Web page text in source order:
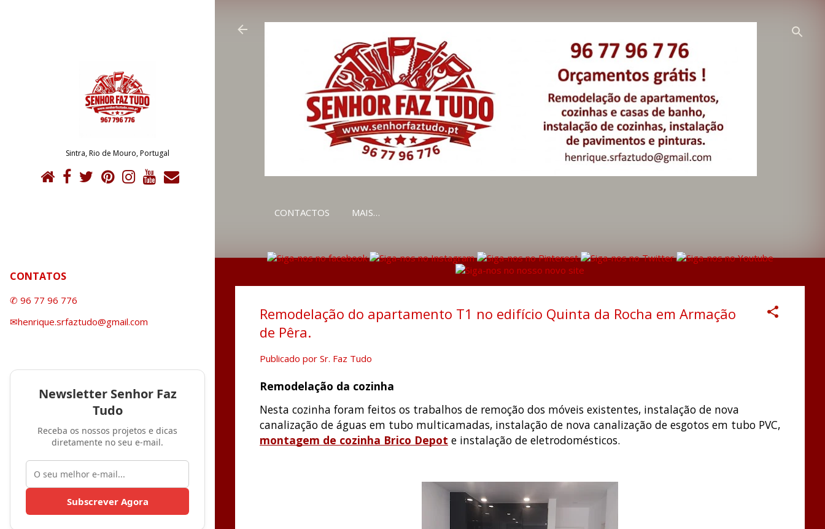
CONTACTOS MAIS…
Remodelação do apartamento T1 no edifício Quinta da Rocha em Armação
de Pêra.
Publicado por Sr. Faz Tudo
Remodelação da cozinha
Nesta cozinha foram feitos os trabalhos de remoção dos móveis existentes, instalação de nova
canalização de águas em tubo multicamadas, instalação de nova canalização de esgotos em tubo PVC,
montagem de cozinha Brico Depot e instalação de eletrodomésticos.
Sintra, Rio de Mouro, Portugal
CONTATOS
✆ 96 77 96 776
✉henrique.srfaztudo@gmail.com
Newsletter Senhor Faz
Tudo
Receba os nossos projetos e dicas
diretamente no seu e-mail.
Subscrever Agora